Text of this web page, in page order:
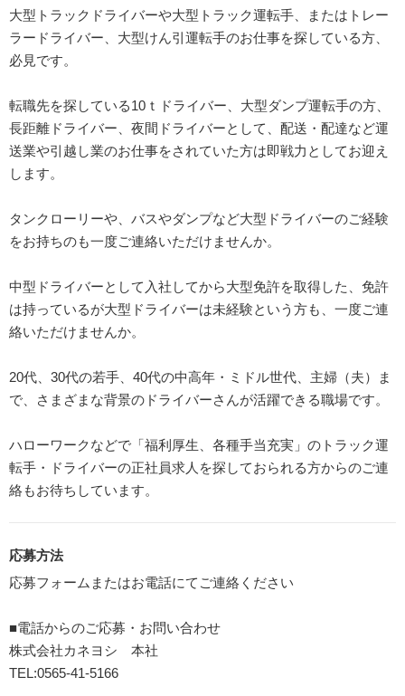
大型トラックドライバーや大型トラック運転手、またはトレー
ラードライバー、大型けん引運転手のお仕事を探している方、
必見です。
転職先を探している10ｔドライバー、大型ダンプ運転手の方、
長距離ドライバー、夜間ドライバーとして、配送・配達など運
送業や引越し業のお仕事をされていた方は即戦力としてお迎え
します。
タンクローリーや、バスやダンプなど大型ドライバーのご経験
をお持ちのも一度ご連絡いただけませんか。
中型ドライバーとして入社してから大型免許を取得した、免許
は持っているが大型ドライバーは未経験という方も、一度ご連
絡いただけませんか。
20代、30代の若手、40代の中高年・ミドル世代、主婦（夫）ま
で、さまざまな背景のドライバーさんが活躍できる職場です。
ハローワークなどで「福利厚生、各種手当充実」のトラック運
転手・ドライバーの正社員求人を探しておられる方からのご連
絡もお待ちしています。
応募方法
応募フォームまたはお電話にてご連絡ください
■電話からのご応募・お問い合わせ
株式会社カネヨシ 本社
TEL:0565-41-5166